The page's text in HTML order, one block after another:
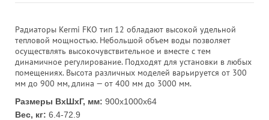
Радиаторы Kermi FKO тип 12 обладают высокой удельной
тепловой мощностью. Небольшой объем воды позволяет
осуществлять высокочувствительное и вместе с тем
динамичное регулирование. Подходят для установки в любых
помещениях. Высота различных моделей варьируется от 300
мм до 900 мм, длина — от 400 мм до 3000 мм.
Размеры ВхШхГ, мм: 900x1000x64
Вес, кг: 6.4-72.9